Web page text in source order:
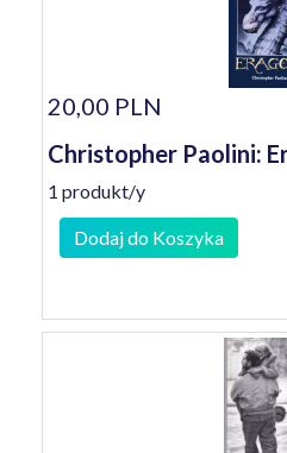
20,00 PLN
Christopher Paolini:
1 produkt/y
Dodaj do Koszyka